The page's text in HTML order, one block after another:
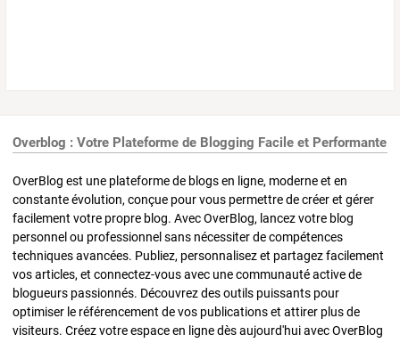
Overblog : Votre Plateforme de Blogging Facile et Performante
OverBlog est une plateforme de blogs en ligne, moderne et en
constante évolution, conçue pour vous permettre de créer et gérer
facilement votre propre blog. Avec OverBlog, lancez votre blog
personnel ou professionnel sans nécessiter de compétences
techniques avancées. Publiez, personnalisez et partagez facilement
vos articles, et connectez-vous avec une communauté active de
blogueurs passionnés. Découvrez des outils puissants pour
optimiser le référencement de vos publications et attirer plus de
visiteurs. Créez votre espace en ligne dès aujourd'hui avec OverBlog